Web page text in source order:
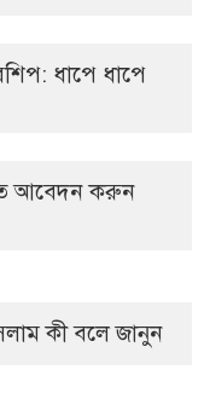
ধাপে ধাপে
আবেদন করুন
কী বলে জানুন